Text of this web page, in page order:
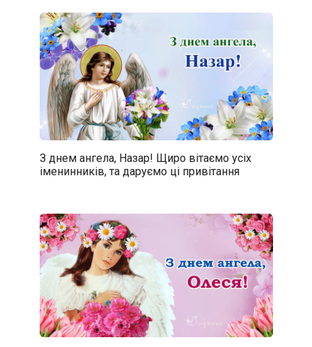
З днем ангела, Назар! Щиро вітаємо усіх
іменинників, та даруємо ці привітання